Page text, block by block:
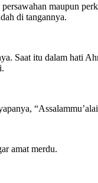
maupun
di tangannya.
Saat itu dalam hati
amat merdu.